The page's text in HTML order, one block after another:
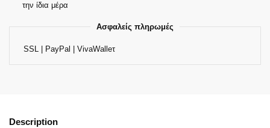
την ίδια μέρα
Ασφαλείς πληρωμές
SSL | PayPal | VivaWalleτ
Description